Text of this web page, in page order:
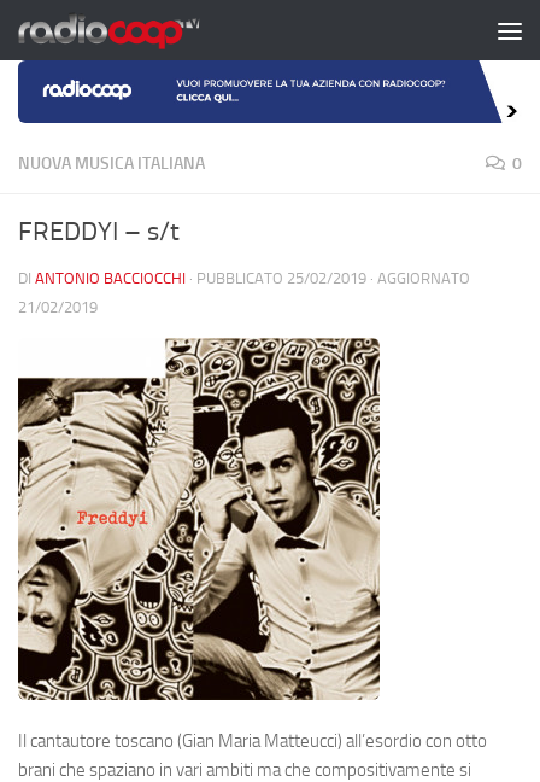
Salta al contenuto
NUOVA MUSICA ITALIANA 0
FREDDYI – s/t
DI ANTONIO BACCIOCCHI · PUBBLICATO 25/02/2019 · AGGIORNATO
21/02/2019
Il cantautore toscano (Gian Maria Matteucci) all’esordio con otto
brani che spaziano in vari ambiti ma che compositivamente si